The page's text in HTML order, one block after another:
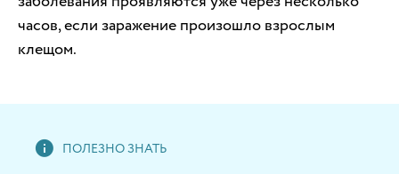
часов, если заражение произошло взрослым
клещом.